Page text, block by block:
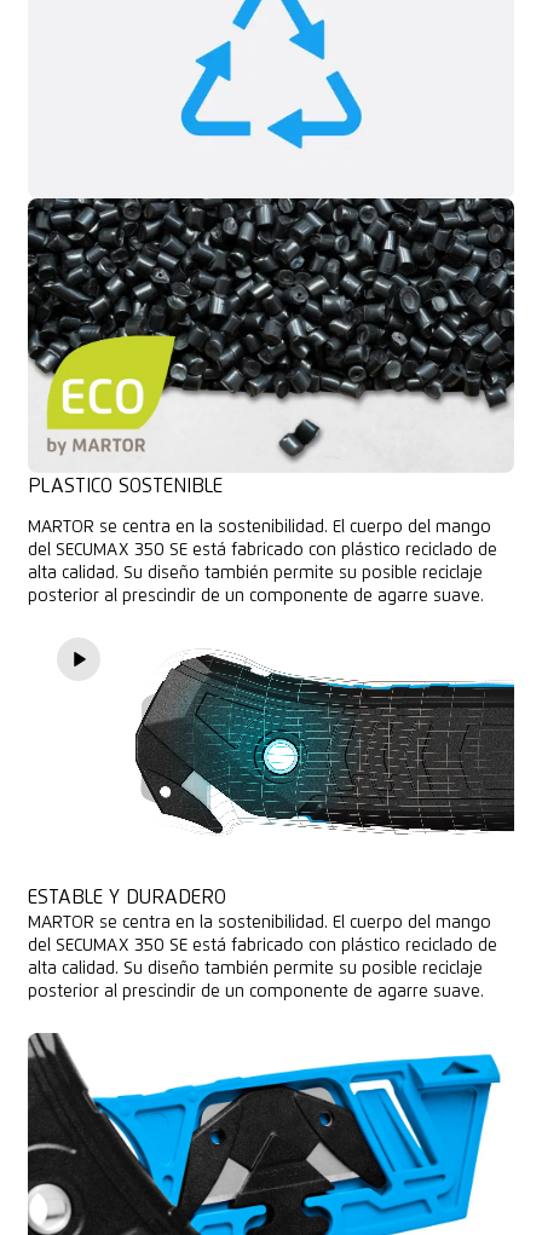
PLASTICO SOSTENIBLE
MARTOR se centra en la sostenibilidad. El cuerpo del mango
del SECUMAX 350 SE está fabricado con plástico reciclado de
alta calidad. Su diseño también permite su posible reciclaje
posterior al prescindir de un componente de agarre suave.
ESTABLE Y DURADERO
MARTOR se centra en la sostenibilidad. El cuerpo del mango
del SECUMAX 350 SE está fabricado con plástico reciclado de
alta calidad. Su diseño también permite su posible reciclaje
posterior al prescindir de un componente de agarre suave.